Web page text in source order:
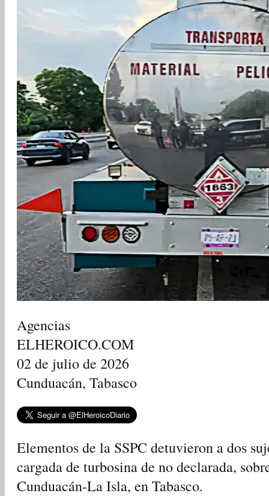
Agencias
ELHEROICO.COM
02 de julio de 2026
Cunduacán, Tabasco
Elementos de la SSPC detuvieron a dos
cargada de turbosina de no declarada,
Cunduacán-La Isla, en Tabasco.